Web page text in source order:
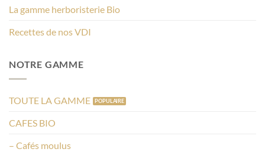
La gamme herboristerie Bio
Recettes de nos VDI
NOTRE GAMME
TOUTE LA GAMME
CAFES BIO
– Cafés moulus